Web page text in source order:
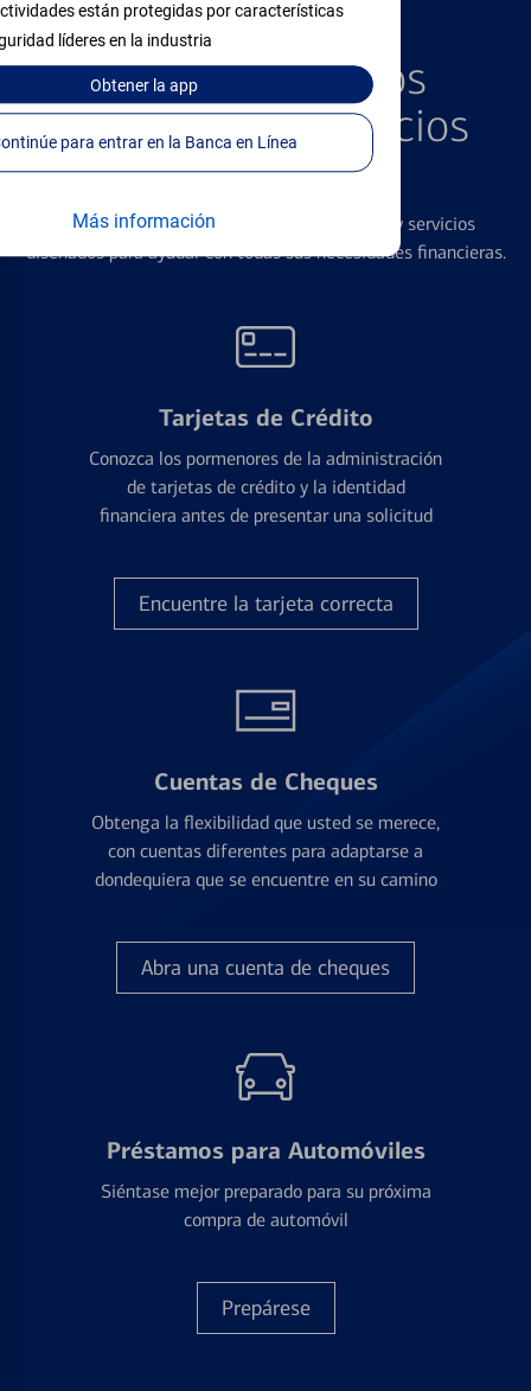
están protegidas por características
líderes en la industria
Obtenerla app
Continúe para entrar en la Banca en Línea
Más información
PRODUCTOS DESTACADOS
Explore Nuestros
Productos y Servicios
Destacados
Ofrecemos una amplia gama de productos y servicios
diseñados para ayudar con todas sus necesidades financieras.
Tarjetas de Crédito
Conozca los pormenores de la administración
de tarjetas de crédito y la identidad
financiera antes de presentar una solicitud
Encuentre la tarjeta correcta
Cuentas de Cheques
Obtenga la flexibilidad que usted se merece,
con cuentas diferentes para adaptarse a
dondequiera que se encuentre en su camino
Abra una cuenta de cheques
Préstamos para Automóviles
Siéntase mejor preparado para su próxima
compra de automóvil
Prepárese